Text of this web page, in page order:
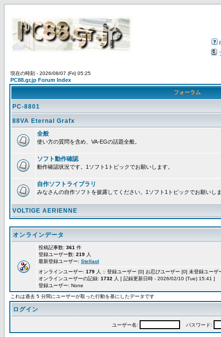
現在の時刻 - 2026/08/07 (Fri) 05:25
PC88.gr.jp Forum Index
フォーラム
PC-8801
88VA Eternal Grafx
全般
使い方の質問を含め、VA-EGの話題全般。
ソフト動作確認
動作確認状況です。1ソフト1トピックでお願いします。
自作ソフトライブラリ
みなさんの自作ソフトを披露してください。1ソフト1トピックでお願いし
VOLTIGE AERIENNE
オンラインデータ
投稿記事数: 361 件
登録ユーザー数: 219 人
最新登録ユーザー: Stellaol
オンラインユーザー: 179 人 :: 登録ユーザー [0] お忍びユーザー [0] 未登録ユー
オンラインユーザーの記録: 1732 人 [ 記録更新日時 - 2026/02/10 (Tue) 15:41 ]
登録ユーザー: None
これは過去 5 分間にユーザーが取った行動を基にしたデータです
ログイン
ユーザー名: パスワード: